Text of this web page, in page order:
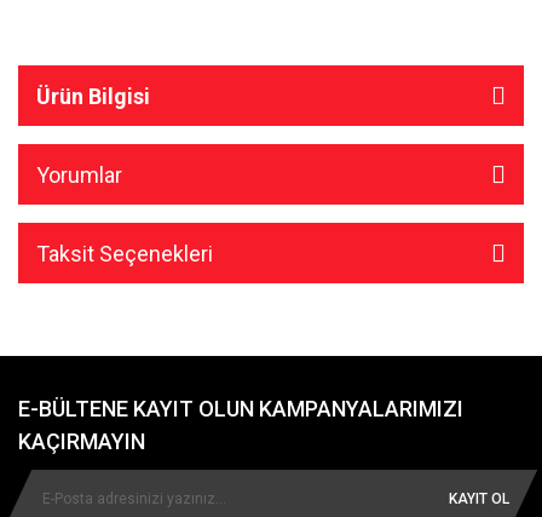
Ürün Bilgisi
Yorumlar
Taksit Seçenekleri
E-BÜLTENE KAYIT OLUN KAMPANYALARIMIZI
KAÇIRMAYIN
KAYIT OL